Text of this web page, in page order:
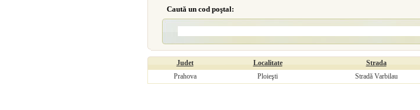
Caută un cod poştal:
Judet Localitate Strada
Prahova
Ploieşti Stradă Varbilau